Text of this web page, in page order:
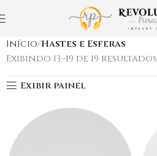
Início Hastes e Esferas
Exibindo 13–19 de 19 resultados
Exibir painel